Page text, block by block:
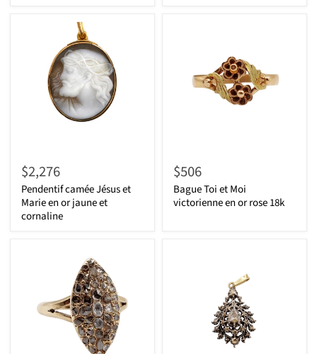
$2,276
Pendentif camée Jésus et
Marie en or jaune et
cornaline
$506
Bague Toi et Moi
victorienne en or rose 18k